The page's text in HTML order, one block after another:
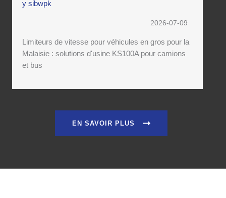
2026-07-09
Limiteurs de vitesse pour véhicules en gros pour la
Malaisie : solutions d'usine KS100A pour camions
et bus
EN SAVOIR PLUS